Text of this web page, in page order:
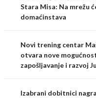
Stara Misa: Na mrežu
domaćinstava
Novi trening centar
otvara nove
zapošljavanje i razvoj
Izabrani dobitnici